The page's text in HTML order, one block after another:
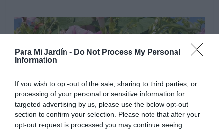
Para Mi Jardín - Do Not Process My Personal
Information
If you wish to opt-out of the sale, sharing to third parties, or
processing of your personal or sensitive information for
targeted advertising by us, please use the below opt-out
section to confirm your selection. Please note that after your
opt-out request is processed you may continue seeing